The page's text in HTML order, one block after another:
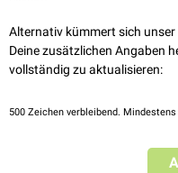
Alternativ kümmert sich
Deine zusätzlichen Angaben
vollständig zu aktualisieren:
500 Zeichen verbleibend.